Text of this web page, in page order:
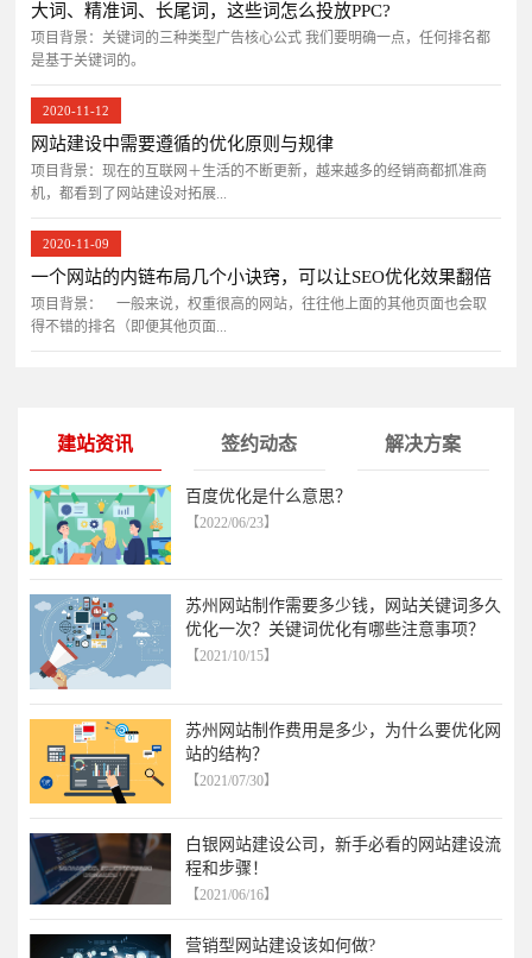
大词、精准词、长尾词，这些词怎么投放PPC?
项目背景：关键词的三种类型广告核心公式 我们要明确一点，任何排名都
是基于关键词的。
2020-11-12
网站建设中需要遵循的优化原则与规律
项目背景：现在的互联网＋生活的不断更新，越来越多的经销商都抓准商
机，都看到了网站建设对拓展...
2020-11-09
一个网站的内链布局几个小诀窍，可以让SEO优化效果翻倍
项目背景： 一般来说，权重很高的网站，往往他上面的其他页面也会取
得不错的排名（即便其他页面...
建站资讯 签约动态 解决方案
百度优化是什么意思？
【2022/06/23】
苏州网站制作需要多少钱，网站关键词多久
优化一次？关键词优化有哪些注意事项？
【2021/10/15】
苏州网站制作费用是多少，为什么要优化网
站的结构？
【2021/07/30】
白银网站建设公司，新手必看的网站建设流
程和步骤！
【2021/06/16】
营销型网站建设该如何做?